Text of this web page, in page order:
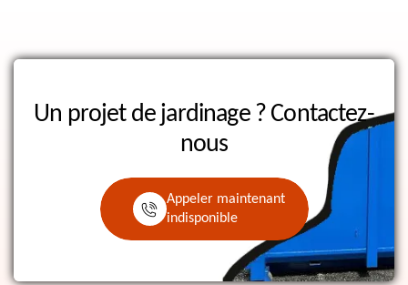
Un projet de jardinage ? Contactez-
nous
Appeler maintenant
indisponible